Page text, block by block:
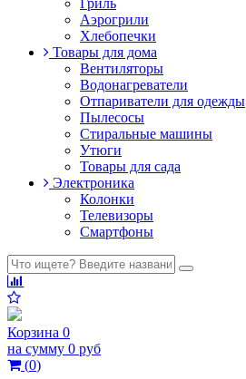
Гриль
Аэрогрили
Хлебопечки
Товары для дома
Вентиляторы
Водонагреватели
Отпариватели для одежды
Пылесосы
Стиральные машины
Утюги
Товары для сада
Электроника
Колонки
Телевизоры
Смартфоны
Корзина 0
на сумму 0 руб
(0)